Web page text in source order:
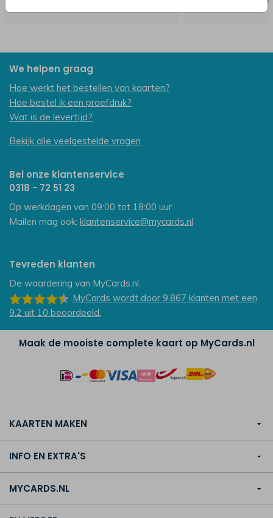
We helpen graag
Hoe werkt het bestellen van kaarten?
Hoe bestel ik een proefdruk?
Wat is de levertijd?
Bekijk alle veelgestelde vragen
Bel onze klantenservice
0318 - 72 51 23
Op werkdagen van 09:00 tot 18:00 uur
Mailen mag ook: klantenservice@mycards.nl
Tevreden klanten
De waardering van MyCards.nl
MyCards wordt door 9.867 klanten met een
9.2 uit 10 beoordeeld.
Maak de mooiste complete kaart op MyCards.nl
KAARTEN MAKEN
INFO EN EXTRA'S
MYCARDS.NL